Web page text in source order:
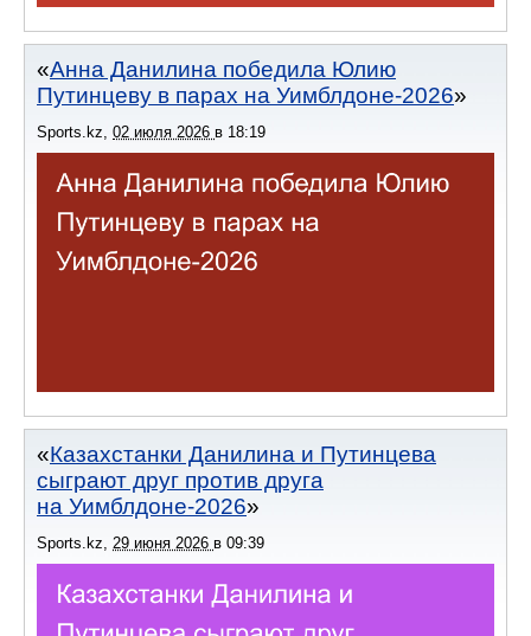
Анна Данилина победила Юлию
Путинцеву в парах на Уимблдоне-2026
Sports.kz, 02 июля 2026 в 18:19
Казахстанки Данилина и Путинцева
сыграют друг против друга
на Уимблдоне-2026
Sports.kz, 29 июня 2026 в 09:39